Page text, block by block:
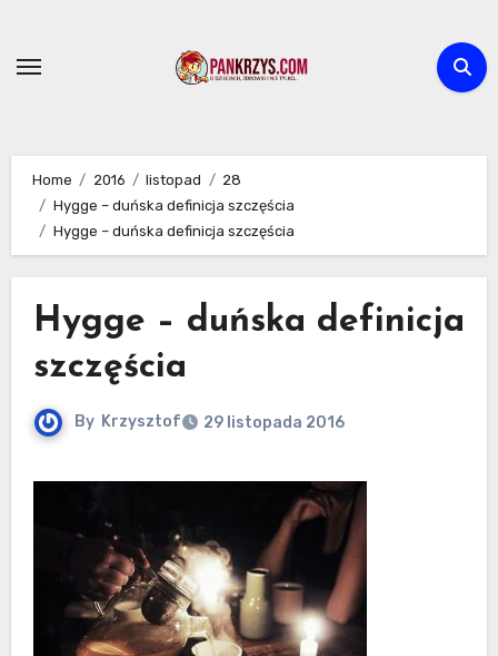
content
Home 2016 listopad
28
Hygge – duńska definicja szczęścia
Hygge – duńska definicja szczęścia
Hygge – duńska definicja
szczęścia
By Krzysztof 29 listopada 2016